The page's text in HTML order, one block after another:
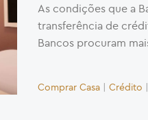
As condições que a
transferência de
Bancos procuram
Comprar Casa | Crédito |